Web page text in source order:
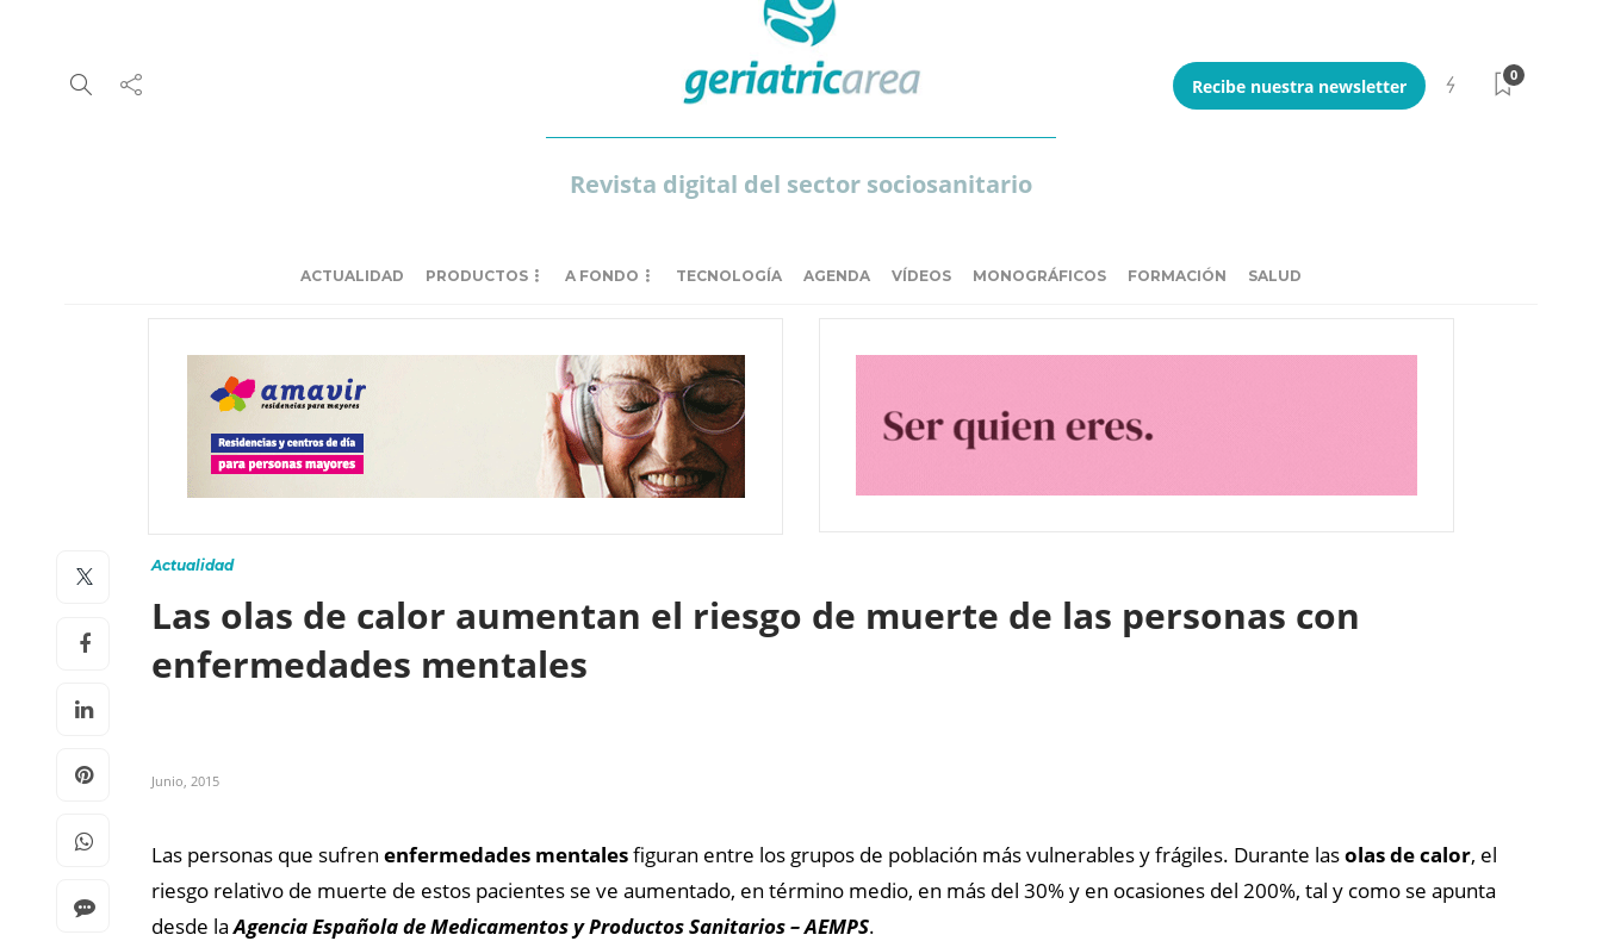
Revista digital del sector sociosanitario
Recibe nuestra newsletter
0
ACTUALIDAD PRODUCTOS A FONDO TECNOLOGÍA AGENDA VÍDEOS MONOGRÁFICOS FORMACIÓN SALUD
Actualidad
Las olas de calor aumentan el riesgo de muerte de las personas con
enfermedades mentales
Junio, 2015
Las personas que sufren enfermedades mentalesfiguran entre los grupos de población más vulnerables y frágiles. Durante lasolas de calor, el
riesgo relativo de muerte de estos pacientes se ve aumentado, en término medio, en más del 30% y en ocasiones del 200%, tal y como se apunta
desde laAgencia Española de Medicamentos y Productos Sanitarios – AEMPS.